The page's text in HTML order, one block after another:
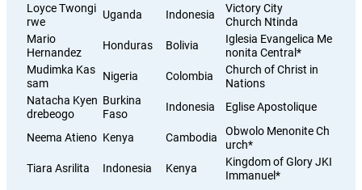
Loyce Twongi
rwe
Uganda Indonesia
Victory City
Church Ntinda
Mario
Hernandez
Honduras Bolivia
Iglesia Evangelica Me
nonita Central*
Mudimka Kas
sam
Nigeria Colombia
Church of Christ in
Nations
Natacha Kyen
drebeogo
Burkina
Faso
Indonesia Eglise Apostolique
Neema Atieno Kenya Cambodia
Obwolo Menonite Ch
urch*
Tiara Asrilita
Indonesia Kenya
Kingdom of Glory JKI
Immanuel*